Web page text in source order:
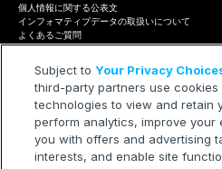
個人情報に関する公表文
インフォマティブデータの取扱いについて
よくあるご質問
プライバシーハブ
Cookie Policy
Trademarks
Modern Slavery Statement
Your Privacy Choices
Subject toYour Privacy
third-party partners use cookies
technologies to view and retain
perform analytics, improve your
you with offers and advertising
interests, and enable site